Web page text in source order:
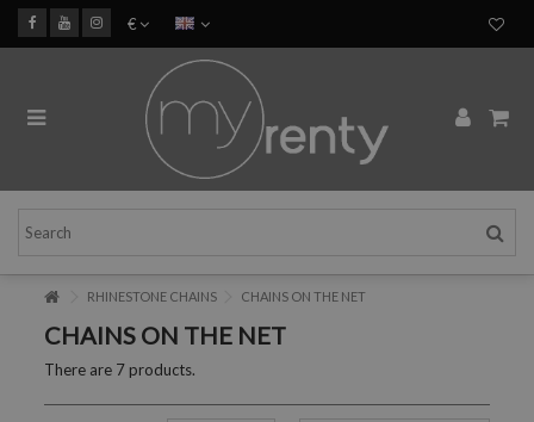
€
RHINESTONE CHAINS CHAINS ON THE NET
CHAINS ON THE NET
There are 7 products.